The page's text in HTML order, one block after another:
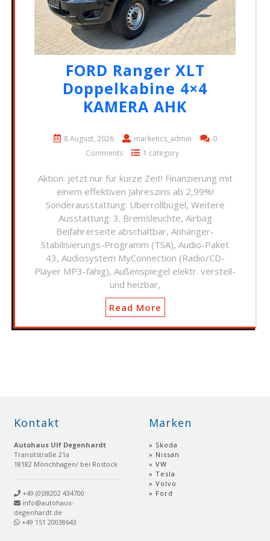
FORD Ranger XLT
Doppelkabine 4×4
KAMERA AHK
8 August, 2026 marketics_admin
0
Comments
1 category
Aktion: jetzt nur für kurze Zeit! Finanzierung mit
einem effektiven Jahreszins ab 2,99%!
Sonderausstattung: Überrollbügel, Weitere
Ausstattung: 3. Bremsleuchte, Airbag
Beifahrerseite abschaltbar, Anhänger-
Stabilisierungs-Programm (TSA), Audio-Paket
43, Audiosystem MyConnection (Radio/CD-
Player MP3-fähig), Außenspiegel elektr. verstell-
und heizbar,
Read More
Kontakt
Autohaus Ulf Degenhardt
Transitstraße 21a
18182 Mönchhagen/ bei Rostock
+49 (0)38202 434700
info@autohaus-
degenhardt.de
+49 151 20038643
Marken
Skoda
Nissan
VW
Tesla
Volvo
Ford